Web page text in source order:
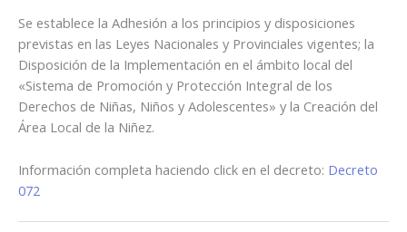
Se establece la Adhesión a los principios y disposiciones
previstas en las Leyes Nacionales y Provinciales vigentes; la
Disposición de la Implementación en el ámbito local del
«Sistema de Promoción y Protección Integral de los
Derechos de Niñas, Niños y Adolescentes» y la Creación del
Área Local de la Niñez.
Información completa haciendo click en el decreto: Decreto
072